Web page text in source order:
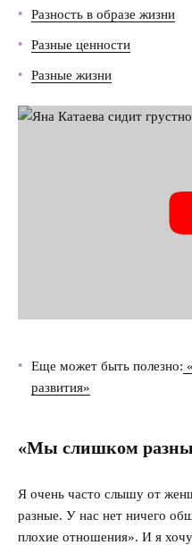
Разность в образе жизни
Разные ценности
Разные жизни
Еще может быть полезно:
развития»
«Мы слишком
Я очень часто слышу от
разные. У нас нет ничего
плохие отношения». И я
Деньги
Насилие в семье
Интервью